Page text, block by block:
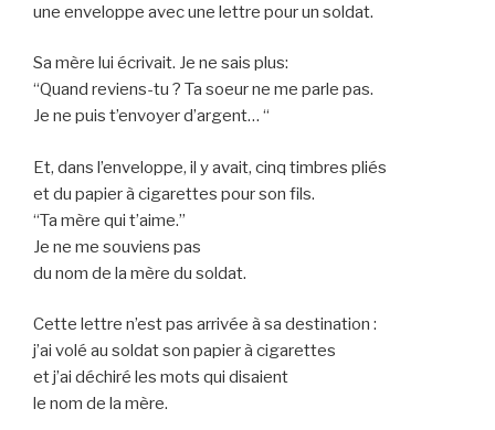
une enveloppe avec une lettre pour un soldat.
Sa mère lui écrivait. Je ne sais plus:
“Quand reviens-tu ? Ta soeur ne me parle pas.
Je ne puis t’envoyer d’argent… “
Et, dans l’enveloppe, il y avait, cinq timbres pliés
et du papier à cigarettes pour son fils.
“Ta mère qui t’aime.”
Je ne me souviens pas
du nom de la mère du soldat.
Cette lettre n’est pas arrivée à sa destination :
j’ai volé au soldat son papier à cigarettes
et j’ai déchiré les mots qui disaient
le nom de la mère.